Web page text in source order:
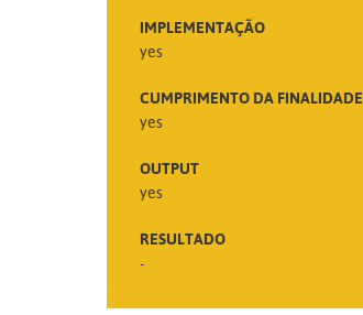
IMPLEMENTAÇÃO
yes
CUMPRIMENTO DA FINALIDADE
yes
OUTPUT
yes
RESULTADO
-